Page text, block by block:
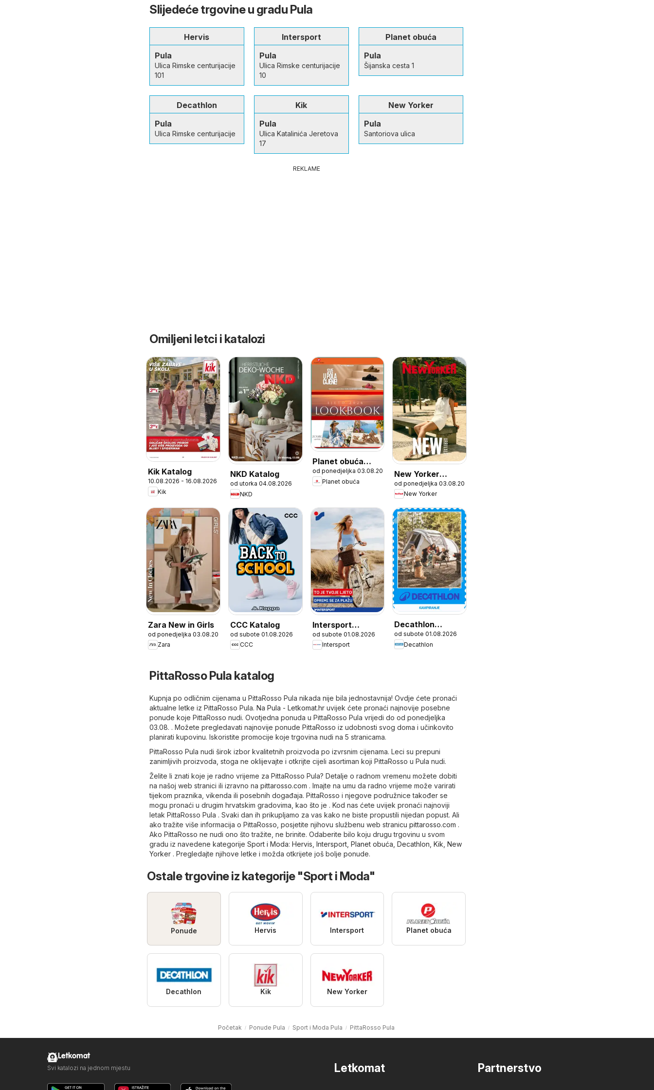
Slijedeće trgovine u gradu Pula
Hervis
Pula
Ulica Rimske centurijacije
101
Intersport
Pula
Ulica Rimske centurijacije
10
Planet obuća
Pula
Šijanska cesta 1
Decathlon
Pula
Ulica Rimske centurijacije
Kik
Pula
Ulica Katalinića Jeretova
17
New Yorker
Pula
Santoriova ulica
REKLAME
Omiljeni letci i katalozi
Kik Katalog
10.08.2026 - 16.08.2026
Kik
NKD Katalog
od utorka 04.08.2026
NKD
Planet obuća
Katalog
od ponedjeljka 03.08.2026
Planet obuća
New Yorker
Katalog
od ponedjeljka 03.08.2026
New Yorker
Zara New in Girls
od ponedjeljka 03.08.2026
Zara
CCC Katalog
od subote 01.08.2026
CCC
Intersport
Katalog
od subote 01.08.2026
Intersport
Decathlon
Sezonska ponuda
od subote 01.08.2026
Decathlon
PittaRosso Pula katalog
Kupnja po odličnim cijenama u PittaRosso Pula nikada nije bila jednostavnija! Ovdje ćete pronaći
aktualne letke iz PittaRosso Pula. Na Pula - Letkomat.hr uvijek ćete pronaći najnovije posebne
ponude koje PittaRosso nudi. Ovotjedna ponuda u PittaRosso Pula vrijedi do od ponedjeljka
03.08. . Možete pregledavati najnovije ponude PittaRosso iz udobnosti svog doma i učinkovito
planirati kupovinu. Iskoristite promocije koje trgovina nudi na 5 stranicama.
PittaRosso Pula nudi širok izbor kvalitetnih proizvoda po izvrsnim cijenama. Leci su prepuni
zanimljivih proizvoda, stoga ne oklijevajte i otkrijte cijeli asortiman koji PittaRosso u Pula nudi.
Želite li znati koje je radno vrijeme za PittaRosso Pula? Detalje o radnom vremenu možete dobiti
na našoj web stranici ili izravno na pittarosso.com . Imajte na umu da radno vrijeme može varirati
tijekom praznika, vikenda ili posebnih događaja. PittaRosso i njegove podružnice također se
mogu pronaći u drugim hrvatskim gradovima, kao što je . Kod nas ćete uvijek pronaći najnoviji
letak PittaRosso Pula . Svaki dan ih prikupljamo za vas kako ne biste propustili nijedan popust. Ali
ako tražite više informacija o PittaRosso, posjetite njihovu službenu web stranicu pittarosso.com .
Ako PittaRosso ne nudi ono što tražite, ne brinite. Odaberite bilo koju drugu trgovinu u svom
gradu iz navedene kategorije Sport i Moda: Hervis Intersport Planet obuća Decathlon Kik New
Yorker . Pregledajte njihove letke i možda otkrijete još bolje ponude.
Ostale trgovine iz kategorije "Sport i Moda"
Ponude Hervis Intersport Planet obuća
Decathlon Kik New Yorker
Početak Ponude Pula Sport i Moda Pula PittaRosso Pula
Letkomat Partnerstvo
Letkomat
Svi katalozi na jednom mjestu